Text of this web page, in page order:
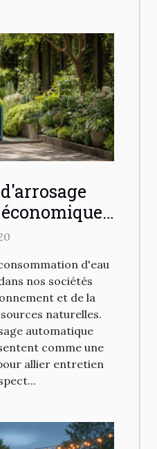
jardin
d'eau
nos sociétés
et de la
naturelles.
automatique
comme une
allier entretien